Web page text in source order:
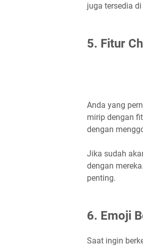
juga tersedia
5. Fitur
Anda yang
mirip dengan
dengan
Jika sudah
dengan
penting.
6. Emoji
Saat ingin